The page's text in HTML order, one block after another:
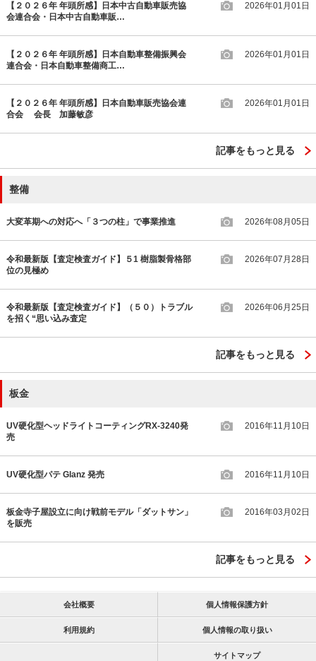
【２０２６年 年頭所感】日本中古自動車販売協
会連合会・日本中古自動車販…
2026年01月01日
【２０２６年 年頭所感】日本自動車整備振興会
連合会・日本自動車整備商工…
2026年01月01日
【２０２６年 年頭所感】日本自動車販売協会連
合会 会長 加藤敏彦
2026年01月01日
記事をもっと見る
整備
大変革期への対応へ「３つの柱」で事業推進 2026年08月05日
令和最新版【査定検査ガイド】５1 樹脂製骨格部
位の見極め
2026年07月28日
令和最新版【査定検査ガイド】（５０）トラブル
を招く“思い込み査定
2026年06月25日
記事をもっと見る
板金
UV硬化型ヘッドライトコーティングRX-3240発
売
2016年11月10日
UV硬化型パテ Glanz 発売 2016年11月10日
板金寺子屋設立に向け戦前モデル「ダットサン」
を販売
2016年03月02日
記事をもっと見る
会社概要 個人情報保護方針
利用規約 個人情報の取り扱い
サイトマップ